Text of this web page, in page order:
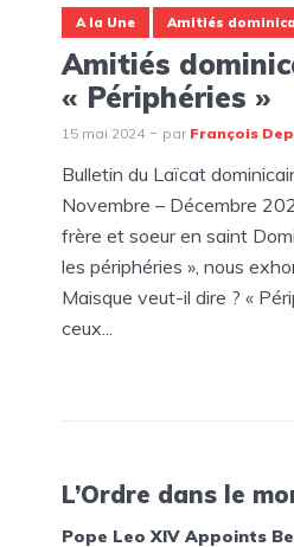
A la Une Amitiés
Amitiés
« Périphéries »
15 mai 2024 par François
Bulletin du Laïcat
Novembre – Décembre
frère et soeur en saint
les périphéries », nous
Maisque veut-il dire ? «
ceux...
L’Ordre dans le
Pope Leo XIV Appoints